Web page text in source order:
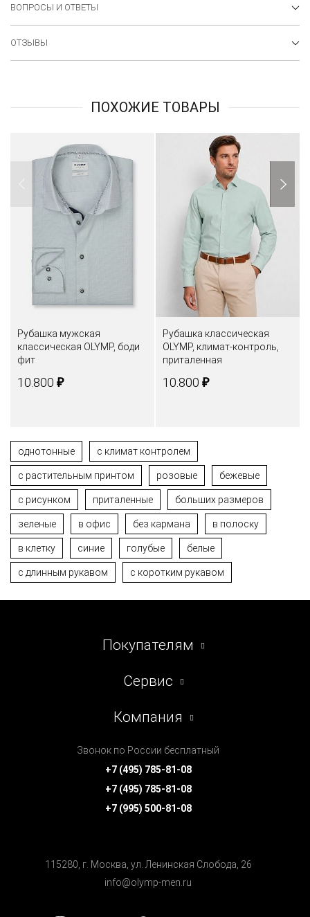
ВОПРОСЫ И ОТВЕТЫ
ОТЗЫВЫ
ПОХОЖИЕ ТОВАРЫ
Рубашка мужская
классическая OLYMP, боди
фит
10.800 ₽
Рубашка классическая
OLYMP, климат-контроль,
приталенная
10.800 ₽
однотонные с климат контролем
с растительным принтом розовые бежевые
с рисунком приталенные больших размеров
зеленые в офис без кармана в полоску
в клетку синие голубые белые
с длинным рукавом с коротким рукавом
Покупателям
Сервис
Компания
Звонок по России бесплатный
+7 (495) 785-81-08
+7 (495) 785-81-08
+7 (995) 500-81-08
115280, г. Москва, ул. Ленинская Cлобода, 26
info@olymp-men.ru